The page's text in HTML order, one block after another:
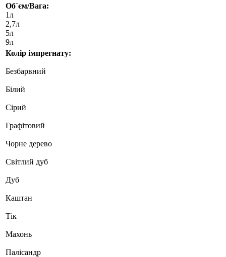
Об`єм/Вага:
1л
2,7л
5л
9л
Колір імпрегнату:
Безбарвний
Білий
Сірий
Графітовий
Чорне дерево
Світлий дуб
Дуб
Каштан
Тік
Махонь
Палісандр